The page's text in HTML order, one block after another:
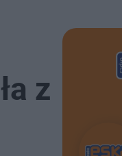
z